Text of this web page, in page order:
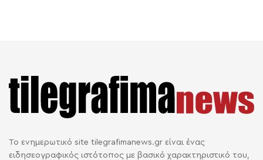
Το ενημερωτικό site tilegrafimanews.gr είναι ένας
ειδησεογραφικός ιστότοπος με βασικό χαρακτηριστικό του,